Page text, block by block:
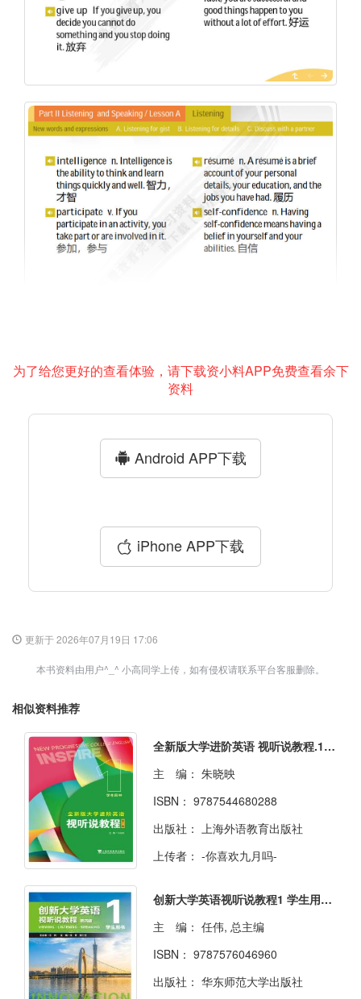
为了给您更好的查看体验，请下载资小料APP免费查看余下
资料
Android APP下载
iPhone APP下载
更新于 2026年07月19日 17:06
本书资料由用户^_^ 小高同学上传，如有侵权请联系平台客服删除。
相似资料推荐
全新版大学进阶英语 视听说教程.1(第2版)学生用书
主 编： 朱晓映
ISBN： 9787544680288
出版社：
上海外语教育出版社
上传者： -你喜欢九月吗-
创新大学英语视听说教程1 学生用书 （第四版）
主 编： 任伟, 总主编
ISBN： 9787576046960
出版社： 华东师范大学出版社